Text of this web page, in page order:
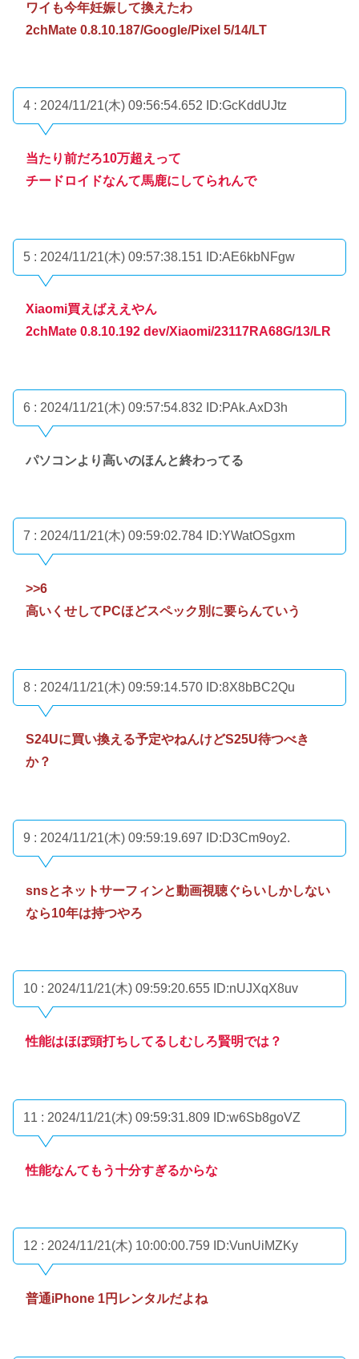
ワイも今年妊娠して換えたわ
2chMate 0.8.10.187/Google/Pixel 5/14/LT
4 : 2024/11/21(木) 09:56:54.652 ID:GcKddUJtz
当たり前だろ10万超えって
チードロイドなんて馬鹿にしてられんで
5 : 2024/11/21(木) 09:57:38.151 ID:AE6kbNFgw
Xiaomi買えばええやん
2chMate 0.8.10.192 dev/Xiaomi/23117RA68G/13/LR
6 : 2024/11/21(木) 09:57:54.832 ID:PAk.AxD3h
パソコンより高いのほんと終わってる
7 : 2024/11/21(木) 09:59:02.784 ID:YWatOSgxm
>>6
高いくせしてPCほどスペック別に要らんていう
8 : 2024/11/21(木) 09:59:14.570 ID:8X8bBC2Qu
S24Uに買い換える予定やねんけどS25U待つべき
か？
9 : 2024/11/21(木) 09:59:19.697 ID:D3Cm9oy2.
snsとネットサーフィンと動画視聴ぐらいしかしない
なら10年は持つやろ
10 : 2024/11/21(木) 09:59:20.655 ID:nUJXqX8uv
性能はほぼ頭打ちしてるしむしろ賢明では？
11 : 2024/11/21(木) 09:59:31.809 ID:w6Sb8goVZ
性能なんてもう十分すぎるからな
12 : 2024/11/21(木) 10:00:00.759 ID:VunUiMZKy
普通iPhone 1円レンタルだよね